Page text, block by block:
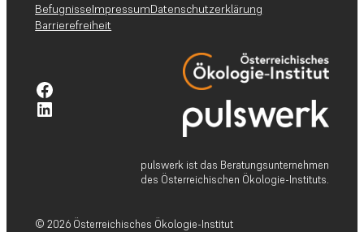
BefugnisseImpressumDatenschutzerklärung
Barrierefreiheit
Facebook-Profil pulswerk GmbH
Linkedin-Profil pulswerk GmbH
pulswerk ist das Beratungsunternehmen
des Österreichischen Ökologie-Instituts.
© 2026 Österreichisches Ökologie-Institut